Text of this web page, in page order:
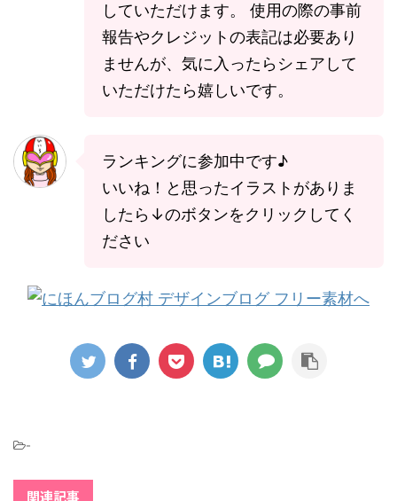
していただけます。 使用の際の事前
報告やクレジットの表記は必要あり
ませんが、気に入ったらシェアして
いただけたら嬉しいです。
ランキングに参加中です♪
いいね！と思ったイラストがありま
したら↓のボタンをクリックしてく
ださい
-
関連記事